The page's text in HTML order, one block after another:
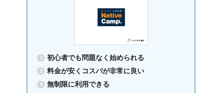
初心者でも問題なく始められる
料金が安くコスパが非常に良い
無制限に利用できる